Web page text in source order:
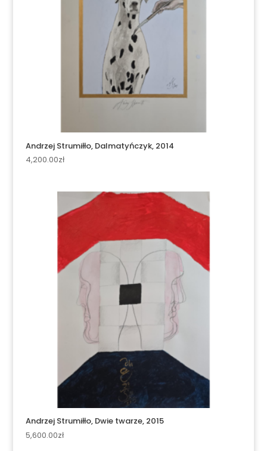
Andrzej Strumiłło, Dalmatyńczyk, 2014
4,200.00zł
Andrzej Strumiłło, Dwie twarze, 2015
5,600.00zł